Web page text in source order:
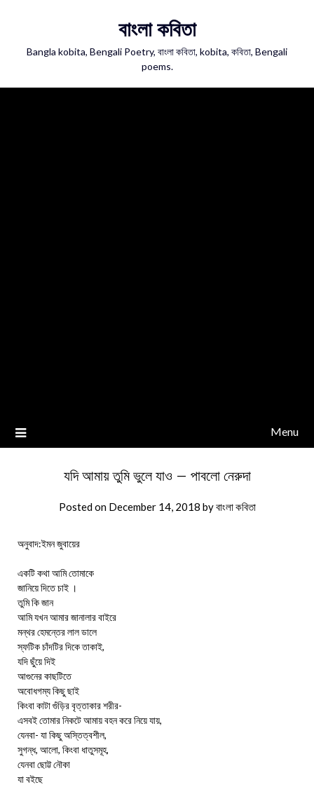
বাংলা কবিতা
Bangla kobita, Bengali Poetry, বাংলা কবিতা, kobita, কবিতা, Bengali
poems.
Menu
যদি আমায় তুমি ভুলে যাও – পাবলো নেরুদা
Posted on December 14, 2018 byবাংলা কবিতা
অনুবাদ:ইমন জুবায়ের
একটি কথা আমি তোমাকে
জানিয়ে দিতে চাই ।
তুমি কি জান
আমি যখন আমার জানালার বাইরে
মন্থর হেমন্তের লাল ডালে
স্ফটিক চাঁদটির দিকে তাকাই,
যদি ছুঁয়ে দিই
আগুনের কাছটিতে
অবোধগম্য কিছু ছাই
কিংবা কাটা গুঁড়ির বৃত্তাকার শরীর-
এসবই তোমার নিকটে আমায় বহন করে নিয়ে যায়,
যেনবা- যা কিছু অস্তিত্বশীল,
সুগন্ধ, আলো, কিংবা ধাতুসমূহ,
যেনবা ছোট্ট নৌকা
যা বইছে